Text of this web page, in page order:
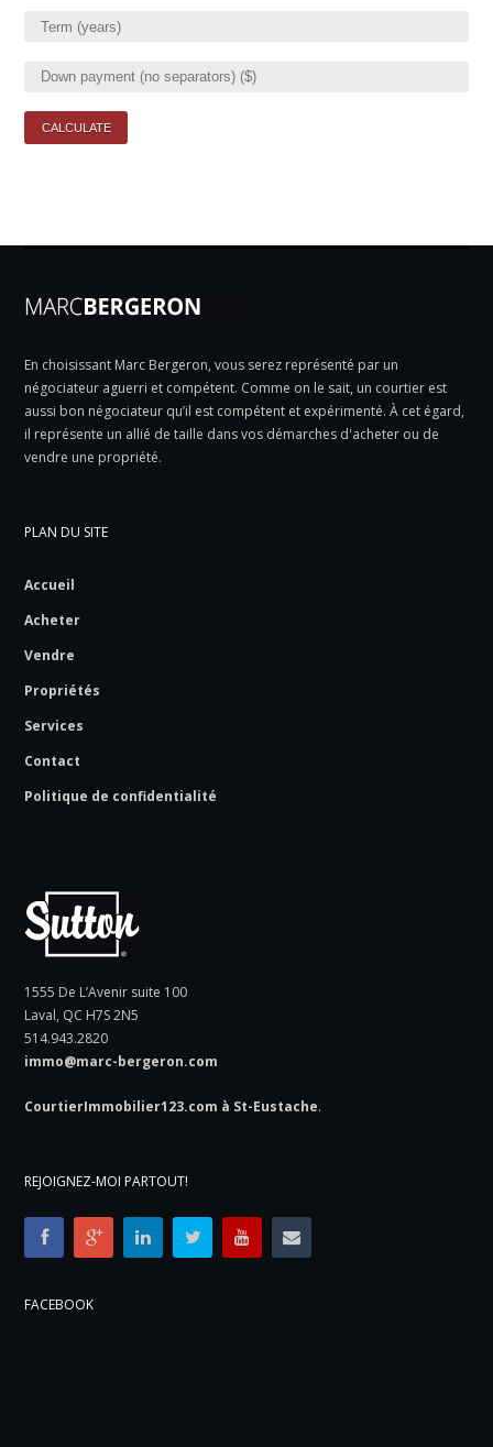
En choisissant Marc Bergeron, vous serez représenté par un
négociateur aguerri et compétent. Comme on le sait, un courtier est
aussi bon négociateur qu’il est compétent et expérimenté. À cet égard,
il représente un allié de taille dans vos démarches d'acheter ou de
vendre une propriété.
PLAN DU SITE
Accueil
Acheter
Vendre
Propriétés
Services
Contact
Politique de confidentialité
1555 De L’Avenir suite 100
Laval, QC H7S 2N5
514.943.2820
immo@marc-bergeron.com
CourtierImmobilier123.com à St-Eustache.
REJOIGNEZ-MOI PARTOUT!
FACEBOOK